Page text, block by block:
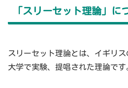
「スリーセット理論」に
スリーセット理論とは、イギリ
大学で実験、提唱された理論です